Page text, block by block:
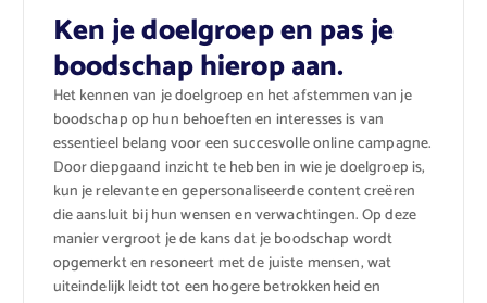
Ken je doelgroep en pas je
boodschap hierop aan.
Het kennen van je doelgroep en het afstemmen van je
boodschap op hun behoeften en interesses is van
essentieel belang voor een succesvolle online campagne.
Door diepgaand inzicht te hebben in wie je doelgroep is,
kun je relevante en gepersonaliseerde content creëren
die aansluit bij hun wensen en verwachtingen. Op deze
manier vergroot je de kans dat je boodschap wordt
opgemerkt en resoneert met de juiste mensen, wat
uiteindelijk leidt tot een hogere betrokkenheid en